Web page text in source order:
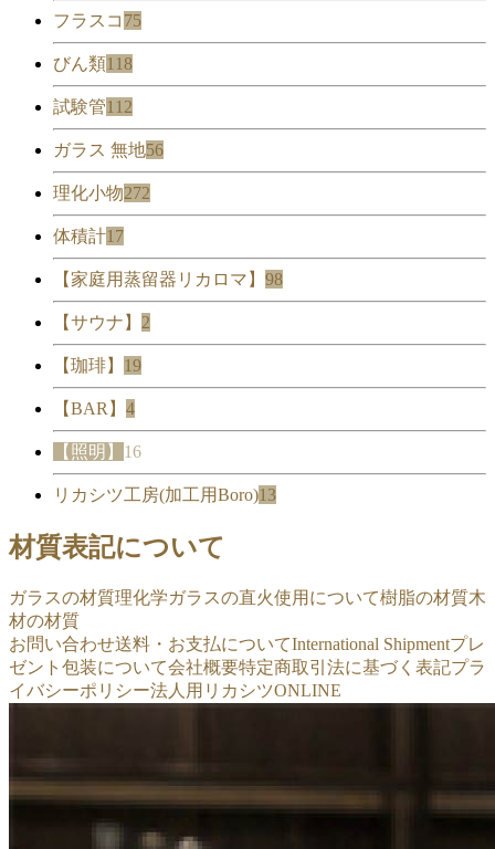
フラスコ 75
びん類118
試験管112
ガラス 無地56
理化小物272
体積計17
【家庭用蒸留器リカロマ】 98
【サウナ】 2
【珈琲】 19
【BAR】 4
【照明】 16
リカシツ工房(加工用Boro)13
材質表記について
ガラスの材質理化学ガラスの直火使用について樹脂の材質木
材の材質
お問い合わせ送料・お支払についてInternational Shipmentプレ
ゼント包装について会社概要特定商取引法に基づく表記プラ
イバシーポリシー法人用リカシツONLINE